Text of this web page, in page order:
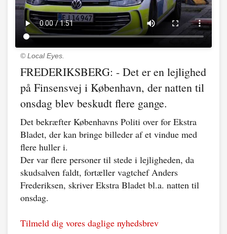
© Local Eyes.
FREDERIKSBERG: - Det er en lejlighed
på Finsensvej i København, der natten til
onsdag blev beskudt flere gange.
Det bekræfter Københavns Politi over for Ekstra
Bladet, der kan bringe billeder af et vindue med
flere huller i.
Der var flere personer til stede i lejligheden, da
skudsalven faldt, fortæller vagtchef Anders
Frederiksen, skriver Ekstra Bladet bl.a. natten til
onsdag.
Tilmeld dig vores daglige nyhedsbrev